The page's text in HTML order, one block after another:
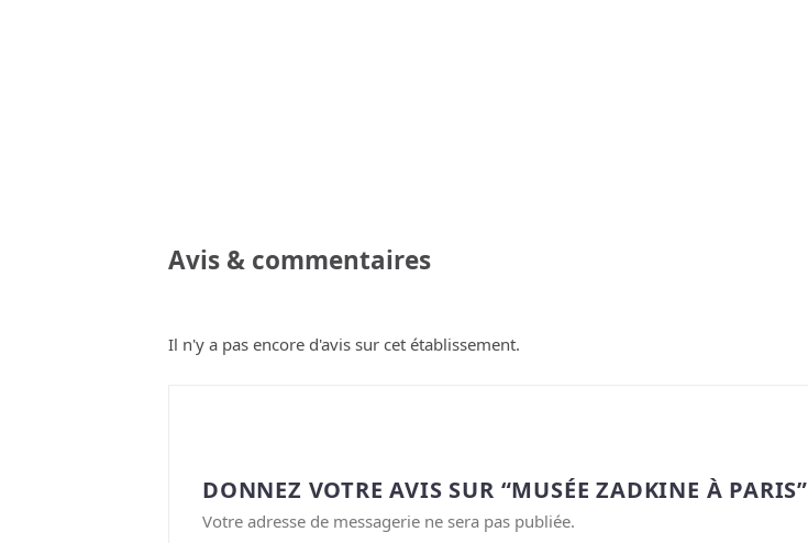
Avis & commentaires
Il n'y a pas encore d'avis sur cet établissement.
DONNEZ VOTRE AVIS SUR “MUSÉE ZADKINE À PARIS”
Votre adresse de messagerie ne sera pas publiée.